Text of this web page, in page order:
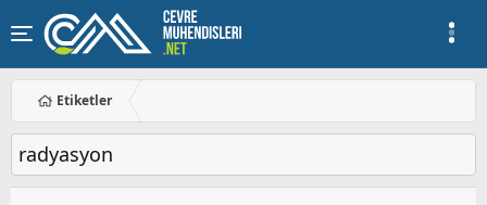
Etiketler
radyasyon